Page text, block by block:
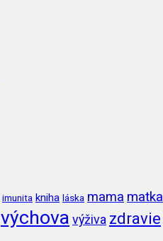
imunita kniha láska mama matka
výchova výživa zdravie